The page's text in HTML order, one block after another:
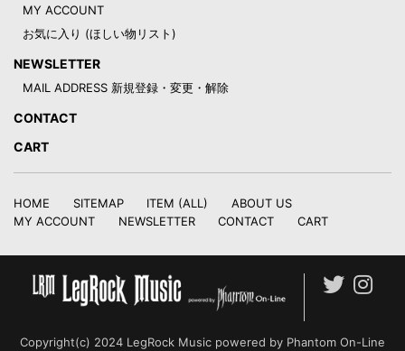
MY ACCOUNT
お気に入り (ほしい物リスト)
NEWSLETTER
MAIL ADDRESS 新規登録・変更・解除
CONTACT
CART
HOME SITEMAP ITEM (ALL)
ABOUT US
MY ACCOUNT
NEWSLETTER CONTACT CART
Copyright(c) 2024 LegRock Music powered by Phantom On-Line